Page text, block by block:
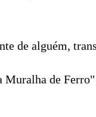
de alguém,
de